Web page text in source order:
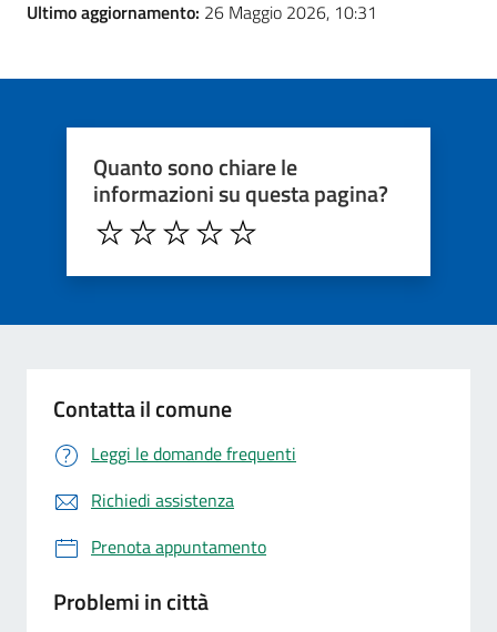
Ultimo aggiornamento: 26 Maggio 2026, 10:31
Quanto sono chiare le
informazioni su questa pagina?
Contatta il comune
Leggi le domande frequenti
Richiedi assistenza
Prenota appuntamento
Problemi in città